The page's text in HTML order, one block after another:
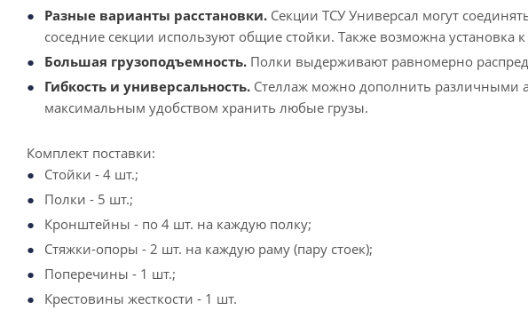
Разные варианты расстановки. Секции ТСУ Универсал могут
соседние секции используют общие стойки. Также возможна установка
Большая грузоподъемность. Полки выдерживают равномерно
Гибкость и универсальность. Стеллаж можно дополнить различными
максимальным удобством хранить любые грузы.
Комплект поставки:
Стойки - 4 шт.;
Полки - 5 шт.;
Кронштейны - по 4 шт. на каждую полку;
Стяжки-опоры - 2 шт. на каждую раму (пару стоек);
Поперечины - 1 шт.;
Крестовины жесткости - 1 шт.